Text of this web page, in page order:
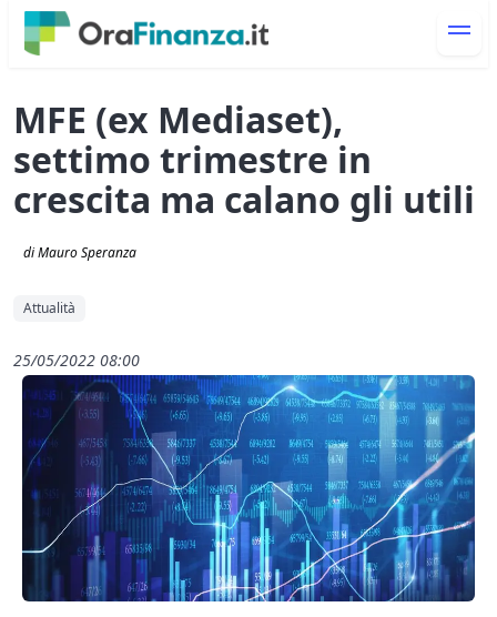
MFE (ex Mediaset),
settimo trimestre in
crescita ma calano gli utili
di Mauro Speranza
Attualità
25/05/2022 08:00